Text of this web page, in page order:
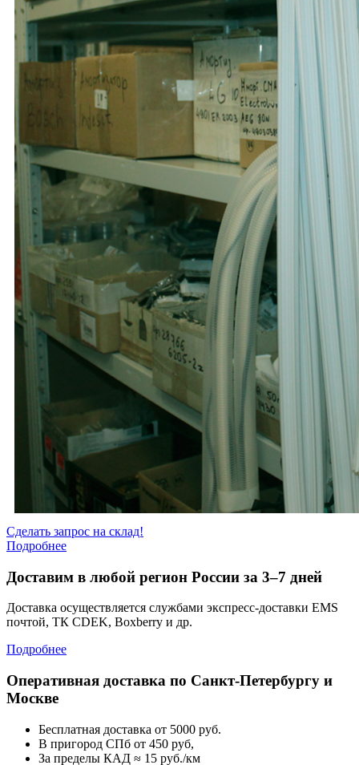
Сделать запрос на склад!
Подробнее
Доставим в любой регион России за 3–7 дней
Доставка осуществляется службами экспресс-доставки EMS
почтой, ТК CDEK, Boxberry и др.
Подробнее
Оперативная доставка по Санкт-Петербургу и
Москве
Бесплатная доставка от 5000 руб.
В пригород СПб от 450 руб,
За пределы КАД ≈ 15 руб./км